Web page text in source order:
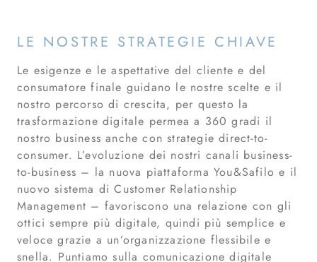
LE NOSTRE STRATEGIE CHIAVE
Le esigenze e le aspettative del cliente e del
consumatore finale guidano le nostre scelte e il
nostro percorso di crescita, per questo la
trasformazione digitale permea a 360 gradi il
nostro business anche con strategie direct-to-
consumer. L’evoluzione dei nostri canali business-
to-business – la nuova piattaforma You&Safilo e il
nuovo sistema di Customer Relationship
Management – favoriscono una relazione con gli
ottici sempre più digitale, quindi più semplice e
veloce grazie a un’organizzazione flessibile e
snella. Puntiamo sulla comunicazione digitale